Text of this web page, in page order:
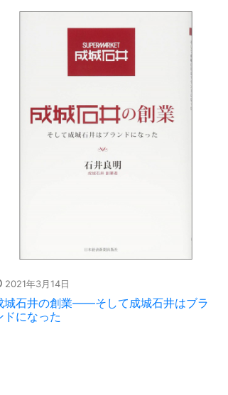
2021年3月14日
城石井の創業――そして成城石井はブラ
ドになった